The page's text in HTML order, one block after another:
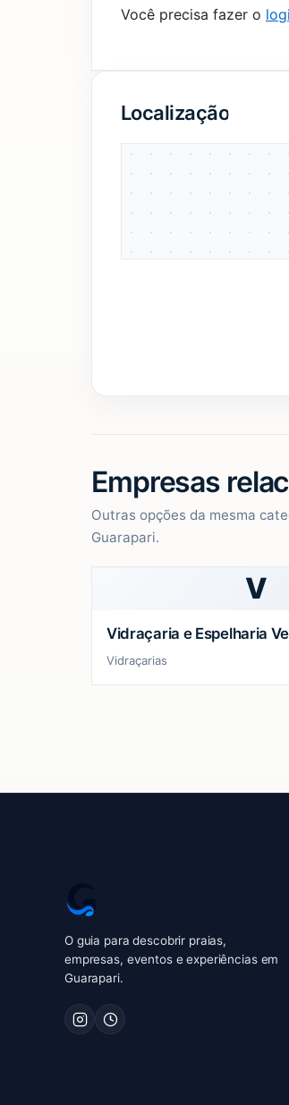
Você precisa fazer o
Localização
Empresas
Outras opções da mesma
Guarapari.
V
Vidraçaria e Espelharia
Vidraçarias
O guia para descobrir praias,
empresas, eventos e experiências em
Guarapari.